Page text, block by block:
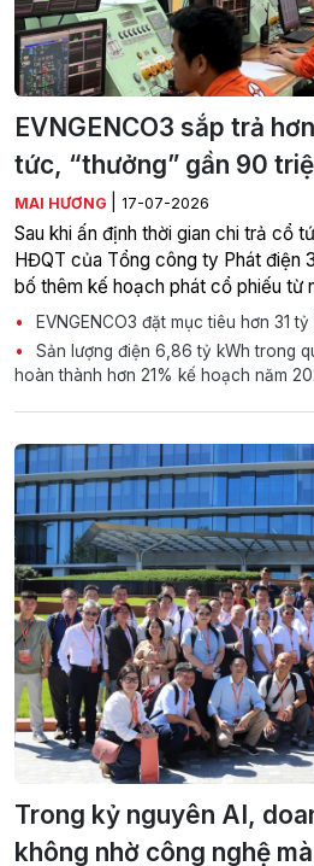
EVNGENCO3 sắp trả
tức, “thưởng” gần 90
MAI HƯƠNG 17-07-2026
Sau khi ấn định thời gian chi trả cổ
HĐQT của Tổng công ty Phát điện
bố thêm kế hoạch phát cổ phiếu từ
EVNGENCO3 đặt mục tiêu hơn 31
Sản lượng điện 6,86 tỷ kWh trong
hoàn thành hơn 21% kế hoạch năm
Trong kỷ nguyên AI,
không nhờ công nghệ